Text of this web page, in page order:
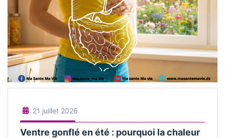
21 juillet 2026
Ventre gonflé en été : pourquoi la chaleur